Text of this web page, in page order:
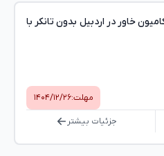
خاور در اردبیل بدون تانکر با
مهلت:۱۴۰۴/۱۲/۲۶
جزئیات بیشتر